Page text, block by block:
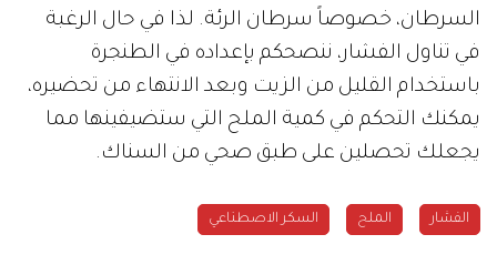
السرطان، خصوصاً سرطان الرئة. لذا في حال الرغبة
في تناول الفشار، ننصحكم بإعداده في الطنجرة
باستخدام القليل من الزيت وبعد الانتهاء من تحضيره،
يمكنك التحكم في كمية الملح التي ستضيفينها مما
يجعلك تحصلين على طبق صحي من السناك.
الفشار الملح السكر الاصطناعي